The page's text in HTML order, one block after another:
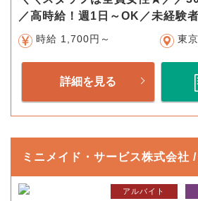
／高時給！週1日～OK／未経験
時給 1,700円～ 東
詳細を見る
ミニメイド・サービス株式会社
アルバイト